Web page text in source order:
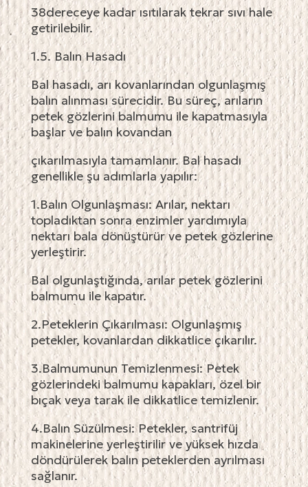
38dereceye kadar ısıtılarak tekrar sıvı hale
getirilebilir.
1.5. Balın Hasadı
Bal hasadı, arı kovanlarından olgunlaşmış
balın alınması sürecidir. Bu süreç, arıların
petek gözlerini balmumu ile kapatmasıyla
başlar ve balın kovandan
çıkarılmasıyla tamamlanır. Bal hasadı
genellikle şu adımlarla yapılır:
1.Balın Olgunlaşması: Arılar, nektarı
topladıktan sonra enzimler yardımıyla
nektarı bala dönüştürür ve petek gözlerine
yerleştirir.
Bal olgunlaştığında, arılar petek gözlerini
balmumu ile kapatır.
2.Peteklerin Çıkarılması: Olgunlaşmış
petekler, kovanlardan dikkatlice çıkarılır.
3.Balmumunun Temizlenmesi: Petek
gözlerindeki balmumu kapakları, özel bir
bıçak veya tarak ile dikkatlice temizlenir.
4.Balın Süzülmesi: Petekler, santrifüj
makinelerine yerleştirilir ve yüksek hızda
döndürülerek balın peteklerden ayrılması
sağlanır.